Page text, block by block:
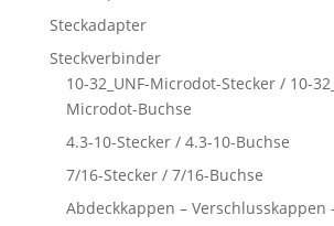
Steckadapter
Steckverbinder
10-32_UNF-Microdot-Stecker / 10-
Microdot-Buchse
4.3-10-Stecker / 4.3-10-Buchse
7/16-Stecker / 7/16-Buchse
Abdeckkappen – Verschlusskappen